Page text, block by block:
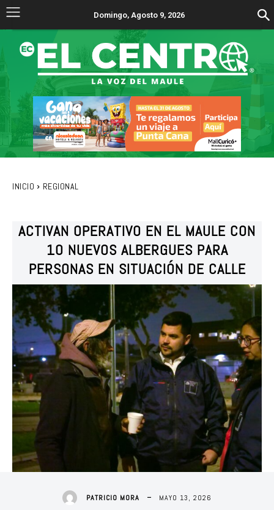
Domingo, Agosto 9, 2026
INICIO REGIONAL
ACTIVAN OPERATIVO EN EL MAULE CON
10 NUEVOS ALBERGUES PARA
PERSONAS EN SITUACIÓN DE CALLE
PATRICIO MORA MAYO 13, 2026